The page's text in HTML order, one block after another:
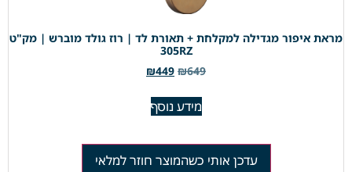
מראת איפור מגדילה למקלחת + תאורת לד | רוז גולד מוברש | מק"ט
305RZ
₪649
₪449
מידע נוסף
עדכן אותי כשהמוצר חוזר למלאי